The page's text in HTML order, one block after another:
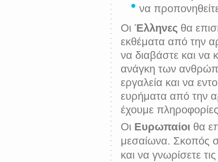
να
Οι Έλληνες θα
εκθέματα από την
να διαβάστε και να
ανάγκη των
εργαλεία και να
ευρήματα από την
έχουμε
Οι Ευρωπαίοι θα
μεσαίωνα. Σκοπός
και να γνωρίσετε